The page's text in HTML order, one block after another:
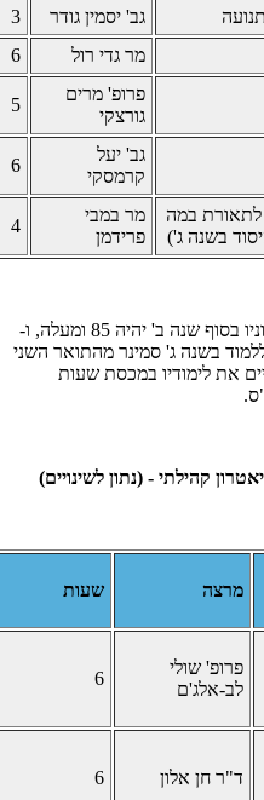
גב' יסמין גודר
3
מר גדי רול 6
פרופ' מרים
גורצקי
5
גב' יעל
קרמסקי
6
לתאורת במה
בשנה ג')
מר במבי
פרידמן
4
סטודנט הלומד במסלול, וממוצע כל ציוניו בסוף שנה ב' יהיה 85 ומעלה, ו-
ללמוד בשנה ג' סמינר מהתואר השני
את לימודיו במכסת שעות
קהילתי - (נתון לשינויים)
מרצה שעות
פרופ' שולי
לב-אלג'ם
6
ד"ר חן אלון 6